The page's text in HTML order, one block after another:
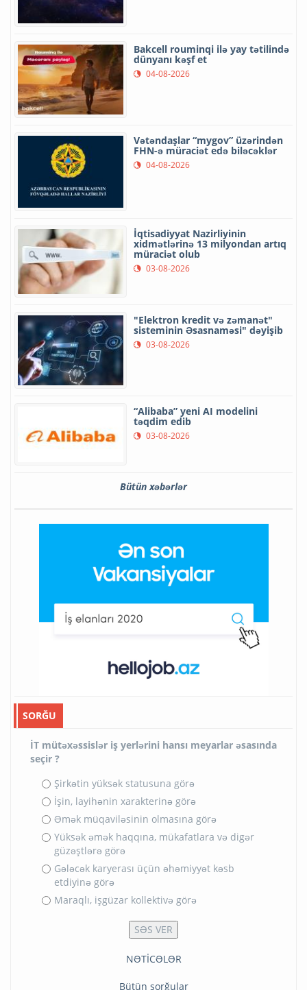
Bakcell rouminqi ilə yay tətilində
dünyanı kəşf et
04-08-2026
Vətəndaşlar “mygov” üzərindən
FHN-ə müraciət edə biləcəklər
04-08-2026
İqtisadiyyat Nazirliyinin
xidmətlərinə 13 milyondan artıq
müraciət olub
03-08-2026
"Elektron kredit və zəmanət"
sisteminin Əsasnaməsi" dəyişib
03-08-2026
“Alibaba” yeni AI modelini
təqdim edib
03-08-2026
Bütün xəbərlər
SORĞU
İT mütəxəssislər iş yerlərini hansı meyarlar əsasında
seçir ?
Şirkətin yüksək statusuna görə
İşin, layihənin xarakterinə görə
Əmək müqaviləsinin olmasına görə
Yüksək əmək haqqına, mükafatlara və digər
güzəştlərə görə
Gələcək karyerası üçün əhəmiyyət kəsb
etdiyinə görə
Maraqlı, işgüzar kollektivə görə
NƏTİCƏLƏR
Bütün sorğular